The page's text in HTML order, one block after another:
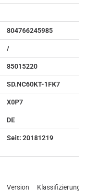
804766245985
/
85015220
SD.NC60KT-1FK7
X0P7
DE
Seit: 20181219
Version Klassifizierung